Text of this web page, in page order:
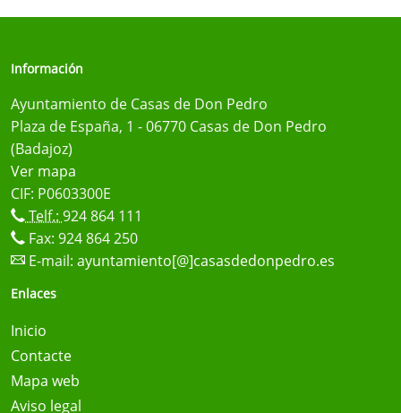
Información
Ayuntamiento de Casas de Don Pedro
Plaza de España, 1 - 06770 Casas de Don Pedro
(Badajoz)
Ver mapa
CIF: P0603300E
Telf.: 924 864 111
Fax: 924 864 250
E-mail: ayuntamiento[@]casasdedonpedro.es
Enlaces
Inicio
Contacte
Mapa web
Aviso legal